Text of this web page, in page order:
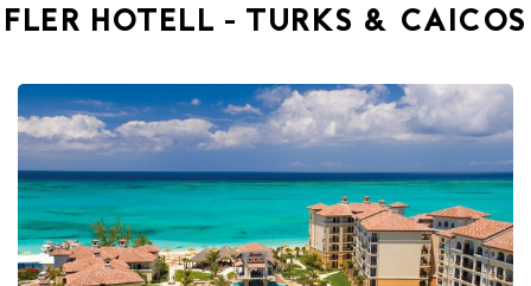
FLER HOTELL - TURKS & CAICOS